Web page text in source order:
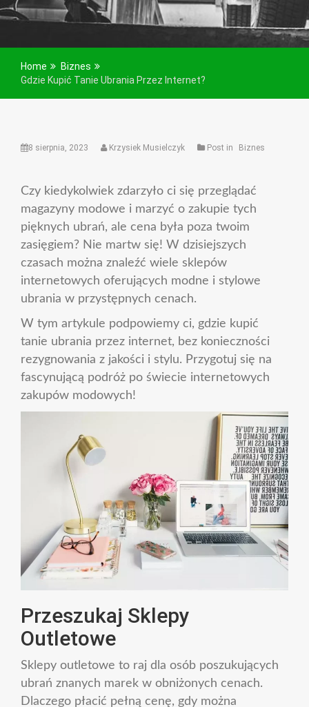
Home
Biznes
Gdzie Kupić Tanie Ubrania Przez Internet?
8 sierpnia, 2023 Krzysiek Musielczyk Post in Biznes
Czy kiedykolwiek zdarzyło ci się przeglądać
magazyny modowe i marzyć o zakupie tych
pięknych ubrań, ale cena była poza twoim
zasięgiem? Nie martw się! W dzisiejszych
czasach można znaleźć wiele sklepów
internetowych oferujących modne i stylowe
ubrania w przystępnych cenach.
W tym artykule podpowiemy ci, gdzie kupić
tanie ubrania przez internet, bez konieczności
rezygnowania z jakości i stylu. Przygotuj się na
fascynującą podróż po świecie internetowych
zakupów modowych!
Przeszukaj Sklepy
Outletowe
Sklepy outletowe to raj dla osób poszukujących
ubrań znanych marek w obniżonych cenach.
Dlaczego płacić pełną cenę, gdy można